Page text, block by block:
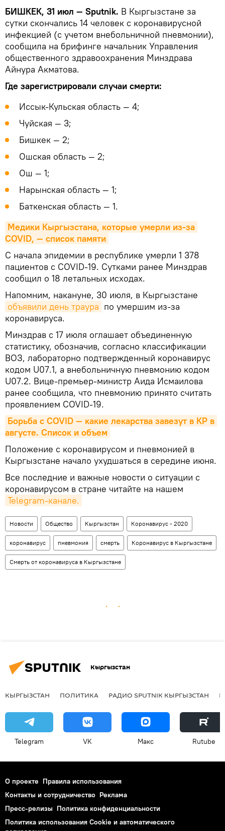
БИШКЕК, 31 июл — Sputnik. В Кыргызстане за
сутки скончались 14 человек с коронавирусной
инфекцией (с учетом внебольничной пневмонии),
сообщила на брифинге начальник Управления
общественного здравоохранения Минздрава
Айнура Акматова.
Где зарегистрировали случаи смерти:
Иссык-Кульская область — 4;
Чуйская — 3;
Бишкек — 2;
Ошская область — 2;
Ош — 1;
Нарынская область — 1;
Баткенская область — 1.
Медики Кыргызстана, которые умерли из-за
COVID, — список памяти
С начала эпидемии в республике умерли 1 378
пациентов с COVID-19. Сутками ранее Минздрав
сообщил о 18 летальных исходах.
Напомним, накануне, 30 июля, в Кыргызстане
объявили день траура по умершим из-за
коронавируса.
Минздрав с 17 июля оглашает объединенную
статистику, обозначив, согласно классификации
ВОЗ, лабораторно подтвержденный коронавирус
кодом U07.1, а внебольничную пневмонию кодом
U07.2. Вице-премьер-министр Аида Исмаилова
ранее сообщила, что пневмонию принято считать
проявлением COVID-19.
Борьба с COVID — какие лекарства завезут в КР в
августе. Список и объем
Положение с коронавирусом и пневмонией в
Кыргызстане начало ухудшаться в середине июня.
Все последние и важные новости о ситуации с
коронавирусом в стране читайте на нашем
Telegram-канале.
Новости Общество Кыргызстан Коронавирус - 2020
коронавирус пневмония смерть Коронавирус в Кыргызстане
Смерть от коронавируса в Кыргызстане
Кыргызстан
КЫРГЫЗСТАН ПОЛИТИКА РАДИО SPUTNIK КЫРГЫЗСТАН
Telegram VK Макс Rutube
О проекте Правила использования
Контакты и сотрудничество Реклама
Пресс-релизы Политика конфиденциальности
Политика использования Cookie и автоматического